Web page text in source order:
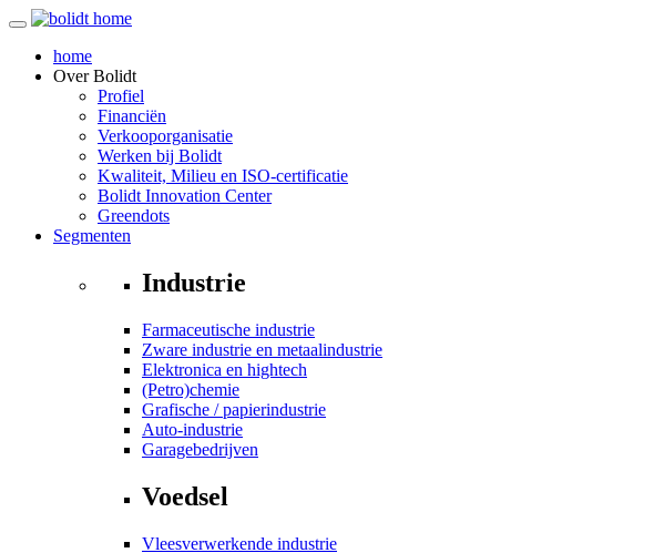
home
OverBolidt
Profiel
Financiën
Verkooporganisatie
Werken bij Bolidt
Kwaliteit, Milieu en ISO-certificatie
Bolidt Innovation Center
Greendots
Segmenten
Industrie
Farmaceutische industrie
Zware industrie en metaalindustrie
Elektronica en hightech
(Petro)chemie
Grafische / papierindustrie
Auto-industrie
Garagebedrijven
Voedsel
Vleesverwerkende industrie